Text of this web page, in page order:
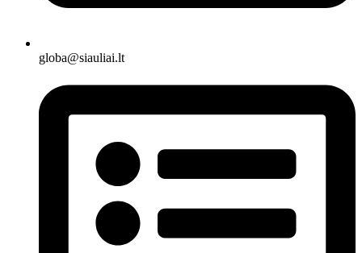
globa@siauliai.lt